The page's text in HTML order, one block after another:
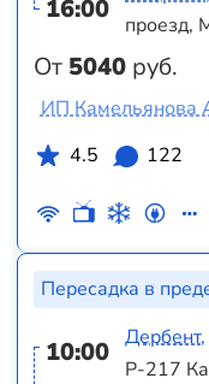
16:00
От 5040 руб.
проезд,
ИП Камельянова
4.5
122
Пересадка в
10:00
Р-217